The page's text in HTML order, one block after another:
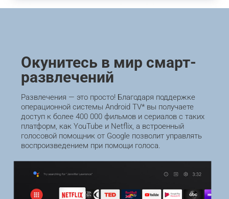
Окунитесь в мир смарт-
развлечений
Развлечения — это просто! Благодаря поддержке
операционной системы Android TV* вы получаете
доступ к более 400 000 фильмов и сериалов с таких
платформ, как YouTube и Netflix, а встроенный
голосовой помощник от Google позволит управлять
воспроизведением при помощи голоса.